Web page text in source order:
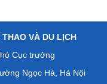
VÀ DU LỊCH
Cục trưởng
Ngọc Hà, Hà Nội